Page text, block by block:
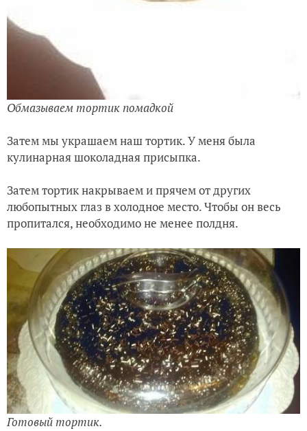
Обмазываем тортик помадкой
Затем мы украшаем наш тортик. У меня была
кулинарная шоколадная присыпка.
Затем тортик накрываем и прячем от других
любопытных глаз в холодное место. Чтобы он весь
пропитался, необходимо не менее полдня.
Готовый тортик.